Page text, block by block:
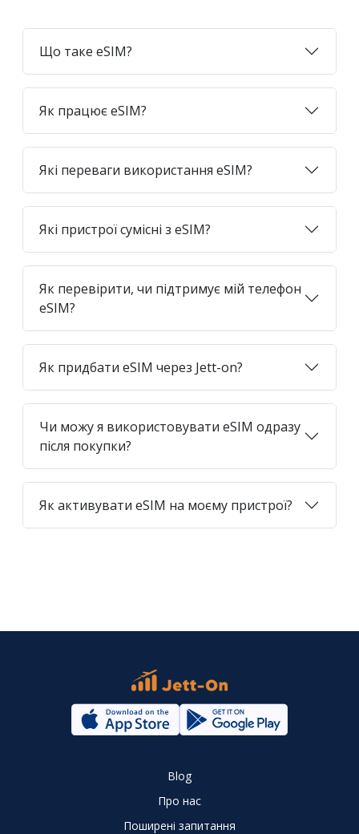
Що таке eSIM?
Як працює eSIM?
Які переваги використання eSIM?
Які пристрої сумісні з eSIM?
Як перевірити, чи підтримує мій телефон
eSIM?
Як придбати eSIM через Jett-on?
Чи можу я використовувати eSIM одразу
після покупки?
Як активувати eSIM на моєму пристрої?
Blog
Про нас
Поширені запитання